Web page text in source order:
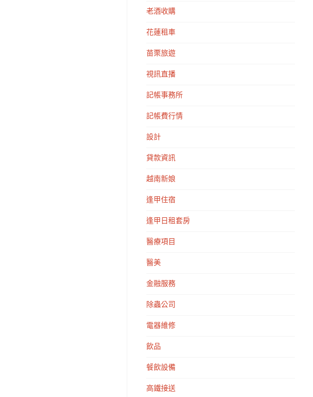
老酒收購
花蓮租車
苗栗旅遊
視訊直播
記帳事務所
記帳費行情
設計
貸款資訊
越南新娘
逢甲住宿
逢甲日租套房
醫療項目
醫美
金融服務
除蟲公司
電器維修
飲品
餐飲設備
高鐵接送